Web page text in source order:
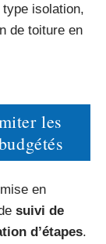
isolation,
de toiture en
les
en
suivi de
d’étapes.